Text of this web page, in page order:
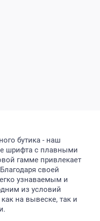
бутика - наш
шрифта с плавными
гамме привлекает
своей
узнаваемым и
из условий
на вывеске, так и